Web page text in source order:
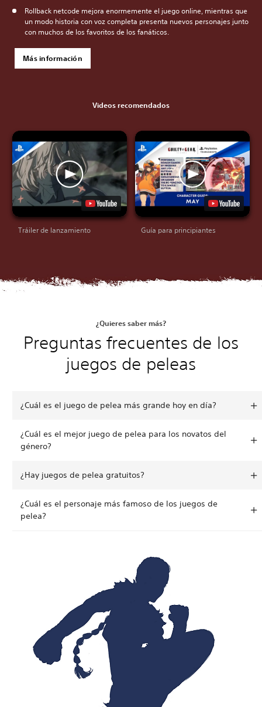
Rollback netcode mejora enormemente el juego online, mientras que
un modo historia con voz completa presenta nuevos personajes junto
con muchos de los favoritos de los fanáticos.
Más información
Videos recomendados
Tráiler de lanzamiento Guía para principiantes
¿Quieres saber más?
Preguntas frecuentes de los
juegos de peleas
¿Cuál es el juego de pelea más grande hoy en día?
¿Cuál es el mejor juego de pelea para los novatos del
género?
¿Hay juegos de pelea gratuitos?
¿Cuál es el personaje más famoso de los juegos de
pelea?